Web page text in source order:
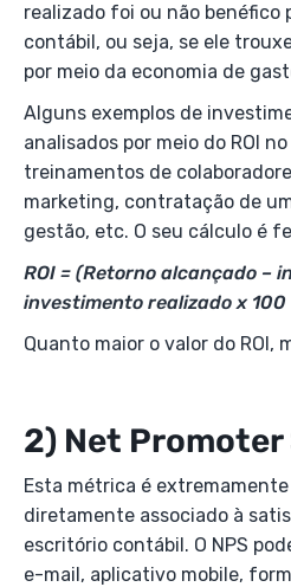
realizado foi ou não benéfico
contábil, ou seja, se ele
por meio da economia de
Alguns exemplos de
analisados por meio do ROI
treinamentos de
marketing, contratação de
gestão, etc. O seu cálculo é
ROI = (Retorno alcançado –
investimento realizado x 100
Quanto maior o valor do ROI,
2) Net Promoter
Esta métrica é
diretamente associado à
escritório contábil. O NPS
e-mail, aplicativo mobile,